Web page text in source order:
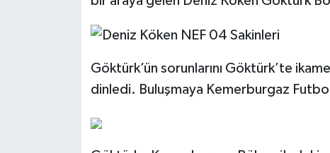
Göktürk’ün sorunlarını Göktürk’te
dinledi. Buluşmaya Kemerburgaz